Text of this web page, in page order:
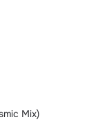
Mix)